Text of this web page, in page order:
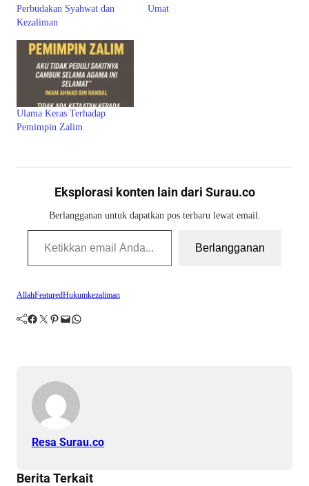
Perbudakan Syahwat dan
Kezaliman
Umat
Ulama Keras Terhadap
Pemimpin Zalim
Eksplorasi konten lain dari Surau.co
Berlangganan untuk dapatkan pos terbaru lewat email.
Ketikkan email Anda...
Berlangganan
AllahFeaturedHukumkezaliman
Facebook Twitter Pinterest Mail WhatsApp
Resa Surau.co
Berita Terkait